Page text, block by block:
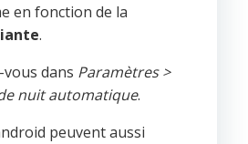
en fonction de la
.
vous dans Paramètres >
nuit automatique.
peuvent aussi